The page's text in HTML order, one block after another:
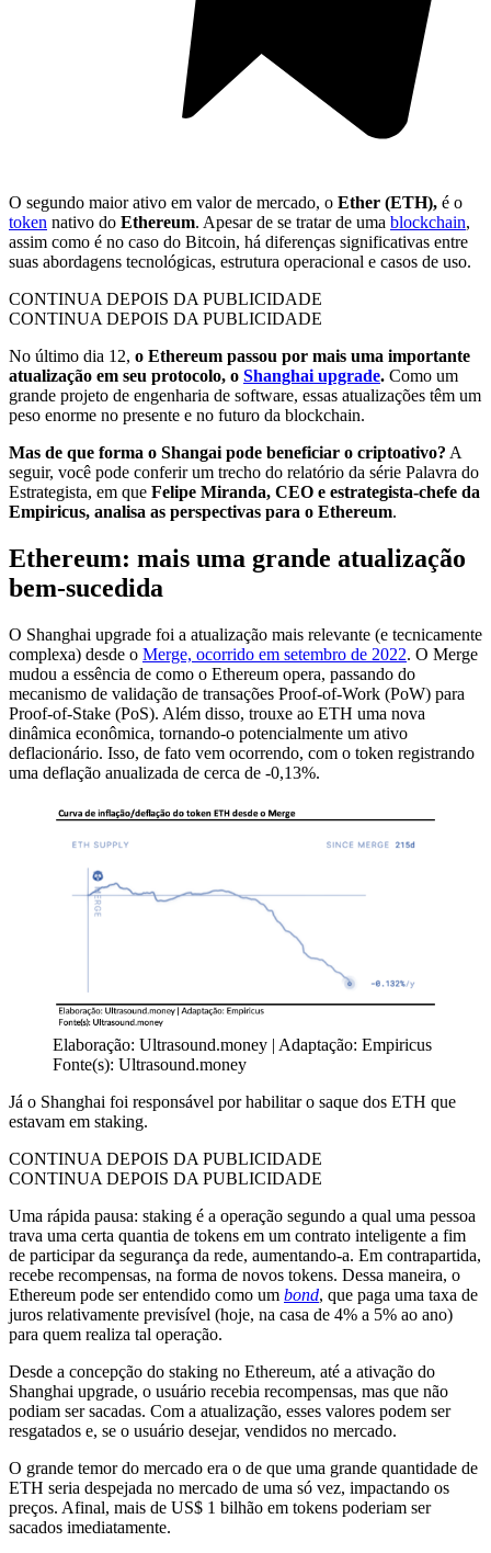
O segundo maior ativo em valor de mercado, o Ether (ETH), é o
token nativo do Ethereum. Apesar de se tratar de uma blockchain,
assim como é no caso do Bitcoin, há diferenças significativas entre
suas abordagens tecnológicas, estrutura operacional e casos de uso.
CONTINUA DEPOIS DA PUBLICIDADE
CONTINUA DEPOIS DA PUBLICIDADE
No último dia 12, o Ethereum passou por mais uma importante
atualização em seu protocolo, o Shanghai upgrade. Como um
grande projeto de engenharia de software, essas atualizações têm um
peso enorme no presente e no futuro da blockchain.
Mas de que forma o Shangai pode beneficiar o criptoativo? A
seguir, você pode conferir um trecho do relatório da série Palavra do
Estrategista, em que Felipe Miranda, CEO e estrategista-chefe da
Empiricus, analisa as perspectivas para o Ethereum.
Ethereum: mais uma grande atualização
bem-sucedida
O Shanghai upgrade foi a atualização mais relevante (e tecnicamente
complexa) desde o Merge, ocorrido em setembro de 2022. O Merge
mudou a essência de como o Ethereum opera, passando do
mecanismo de validação de transações Proof-of-Work (PoW) para
Proof-of-Stake (PoS). Além disso, trouxe ao ETH uma nova
dinâmica econômica, tornando-o potencialmente um ativo
deflacionário. Isso, de fato vem ocorrendo, com o token registrando
uma deflação anualizada de cerca de -0,13%.
Elaboração: Ultrasound.money | Adaptação: Empiricus
Fonte(s): Ultrasound.money
Já o Shanghai foi responsável por habilitar o saque dos ETH que
estavam em staking.
CONTINUA DEPOIS DA PUBLICIDADE
CONTINUA DEPOIS DA PUBLICIDADE
Uma rápida pausa: staking é a operação segundo a qual uma pessoa
trava uma certa quantia de tokens em um contrato inteligente a fim
de participar da segurança da rede, aumentando-a. Em contrapartida,
recebe recompensas, na forma de novos tokens. Dessa maneira, o
Ethereum pode ser entendido como um bond, que paga uma taxa de
juros relativamente previsível (hoje, na casa de 4% a 5% ao ano)
para quem realiza tal operação.
Desde a concepção do staking no Ethereum, até a ativação do
Shanghai upgrade, o usuário recebia recompensas, mas que não
podiam ser sacadas. Com a atualização, esses valores podem ser
resgatados e, se o usuário desejar, vendidos no mercado.
O grande temor do mercado era o de que uma grande quantidade de
ETH seria despejada no mercado de uma só vez, impactando os
preços. Afinal, mais de US$ 1 bilhão em tokens poderiam ser
sacados imediatamente.